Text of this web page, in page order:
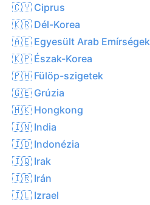
🇨🇾 Ciprus
🇰🇷 Dél-Korea
🇦🇪 Egyesült Arab Emírségek
🇰🇵 Észak-Korea
🇵🇭 Fülöp-szigetek
🇬🇪 Grúzia
🇭🇰 Hongkong
🇮🇳 India
🇮🇩 Indonézia
🇮🇶 Irak
🇮🇷 Irán
🇮🇱 Izrael